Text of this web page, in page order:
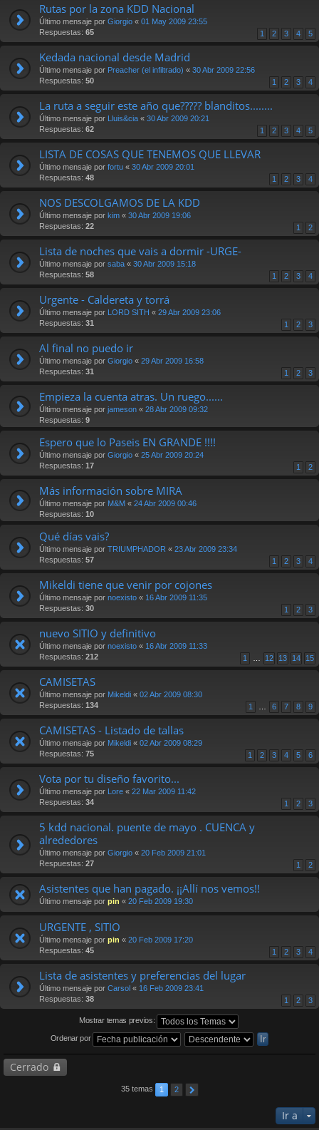
Rutas por la zona KDD Nacional
Último mensaje por Giorgio « 01 May 2009 23:55
Respuestas: 65 1 2 3 4 5
Kedada nacional desde Madrid
Último mensaje por Preacher (el infiltrado) « 30 Abr 2009 22:56
Respuestas: 50 1 2 3 4
La ruta a seguir este año que????? blanditos........
Último mensaje por Lluis&cia « 30 Abr 2009 20:21
Respuestas: 62 1 2 3 4 5
LISTA DE COSAS QUE TENEMOS QUE LLEVAR
Último mensaje por fortu « 30 Abr 2009 20:01
Respuestas: 48 1 2 3 4
NOS DESCOLGAMOS DE LA KDD
Último mensaje por kim « 30 Abr 2009 19:06
Respuestas: 22 1 2
Lista de noches que vais a dormir -URGE-
Último mensaje por saba « 30 Abr 2009 15:18
Respuestas: 58 1 2 3 4
Urgente - Caldereta y torrá
Último mensaje por LORD SITH « 29 Abr 2009 23:06
Respuestas: 31 1 2 3
Al final no puedo ir
Último mensaje por Giorgio « 29 Abr 2009 16:58
Respuestas: 31 1 2 3
Empieza la cuenta atras. Un ruego......
Último mensaje por jameson « 28 Abr 2009 09:32
Respuestas: 9
Espero que lo Paseis EN GRANDE !!!!
Último mensaje por Giorgio « 25 Abr 2009 20:24
Respuestas: 17 1 2
Más información sobre MIRA
Último mensaje por M&M « 24 Abr 2009 00:46
Respuestas: 10
Qué días vais?
Último mensaje por TRIUMPHADOR « 23 Abr 2009 23:34
Respuestas: 57 1 2 3 4
Mikeldi tiene que venir por cojones
Último mensaje por noexisto « 16 Abr 2009 11:35
Respuestas: 30 1 2 3
nuevo SITIO y definitivo
Último mensaje por noexisto « 16 Abr 2009 11:33
Respuestas: 212 1 12 13 14 15
CAMISETAS
Último mensaje por Mikeldi « 02 Abr 2009 08:30
Respuestas: 134 1 6 7 8 9
CAMISETAS - Listado de tallas
Último mensaje por Mikeldi « 02 Abr 2009 08:29
Respuestas: 75 1 2 3 4 5 6
Vota por tu diseño favorito...
Último mensaje por Lore « 22 Mar 2009 11:42
Respuestas: 34 1 2 3
5 kdd nacional. puente de mayo . CUENCA y
alrededores
Último mensaje por Giorgio « 20 Feb 2009 21:01
Respuestas: 27 1 2
Asistentes que han pagado. ¡¡Allí nos vemos!!
Último mensaje por pin « 20 Feb 2009 19:30
URGENTE , SITIO
Último mensaje por pin « 20 Feb 2009 17:20
Respuestas: 45 1 2 3 4
Lista de asistentes y preferencias del lugar
Último mensaje por Carsol « 16 Feb 2009 23:41
Respuestas: 38 1 2 3
Mostrar temas previos:
Ordenar por
Cerrado
35 temas 1 2
Ir a